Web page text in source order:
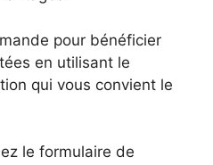
pour bénéficier
en utilisant le
qui vous convient le
le formulaire de